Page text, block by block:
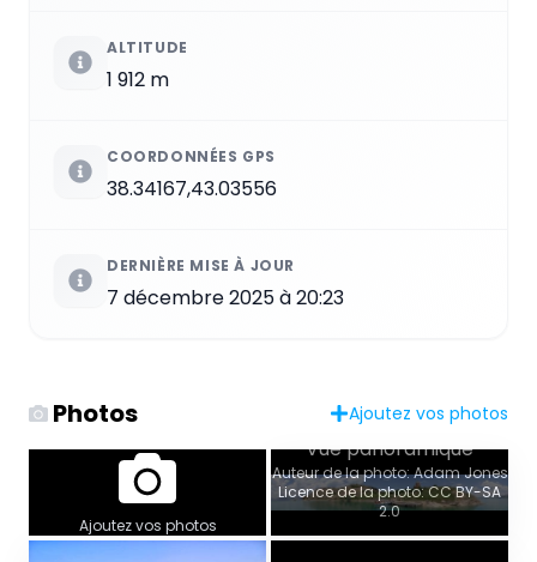
ALTITUDE
1 912 m
COORDONNÉES GPS
38.34167,43.03556
DERNIÈRE MISE À JOUR
7 décembre 2025 à 20:23
Photos Ajoutez vos photos
Ajoutez vos photos
Vue panoramique
Auteur de la photo: Adam Jones
Licence de la photo: CC BY-SA
2.0